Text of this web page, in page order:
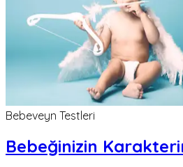
Bebeveyn Testleri
Bebeğinizin